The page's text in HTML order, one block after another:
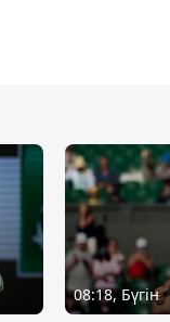
08:18, Бүгін